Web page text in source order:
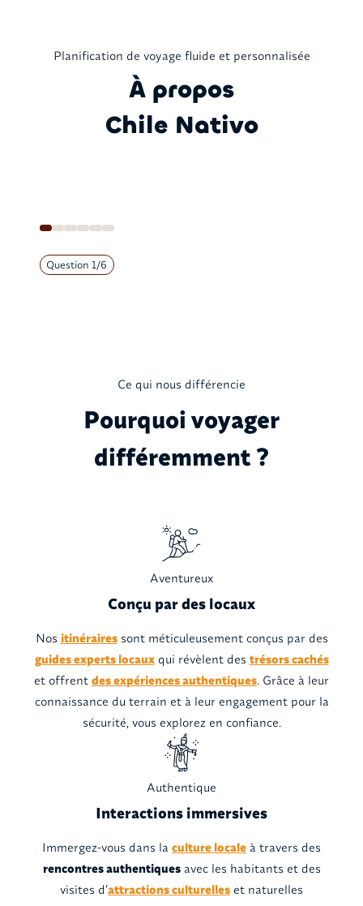
Planification de voyage fluide et personnalisée
À propos
Chile Nativo
Question 1/6
Ce qui nous différencie
Pourquoi voyager
différemment ?
Aventureux
Conçu par des locaux
Nos itinérairessont méticuleusement conçus par des
guides experts locauxqui révèlent des trésors cachés
et offrent des expériences authentiques. Grâce à leur
connaissance du terrain et à leur engagement pour la
sécurité, vous explorez en confiance.
Authentique
Interactions immersives
Immergez-vous dans la culture locale à travers des
rencontres authentiquesavec les habitants et des
visites d’attractions culturelles et naturelles